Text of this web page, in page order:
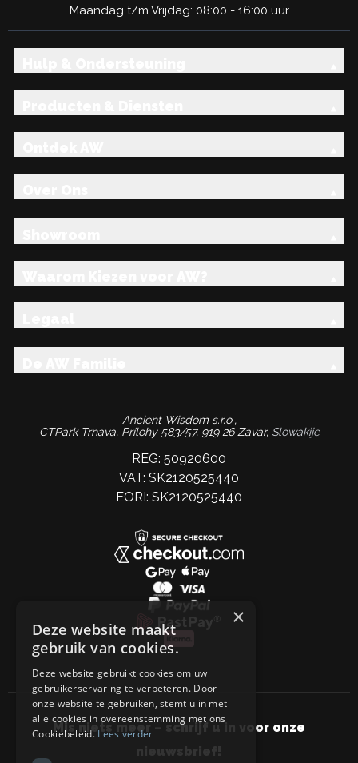
Maandag t/m Vrijdag: 08:00 - 16:00 uur
Ancient Wisdom s.r.o.,
CTPark Trnava, Prílohy 583/57, 919 26 Zavar, Slowakije
REG: 50920600
VAT: SK2120525440
EORI: SK2120525440
Mis niets meer – schrijf u in voor onze
nieuwsbrief!
×
Deze website maakt
gebruik van cookies.
Deze website gebruikt cookies om uw
gebruikerservaring te verbeteren. Door
onze website te gebruiken, stemt u in met
alle cookies in overeenstemming met ons
Cookiebeleid.Lees verder